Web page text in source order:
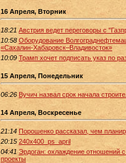
16 Апреля, Вторник
18:21 Австрия ведет переговоры с
10:58 Оборудование
«Сахалин-Хабаровск–Владивосток»
10:09 Трамп хочет подписать указ по
15 Апреля, Понедельник
06:26 Вучич назвал срок начала
14 Апреля, Воскресенье
21:14 Порошенко рассказал, чем
20:15 240x400_ps_april
04:41 Эрдоган: охлаждение отношений
проекты